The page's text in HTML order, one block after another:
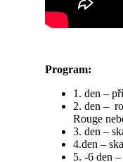
Program:
1. den –
2. den –
Rouge
3. den –
4.den –
5. -6 den